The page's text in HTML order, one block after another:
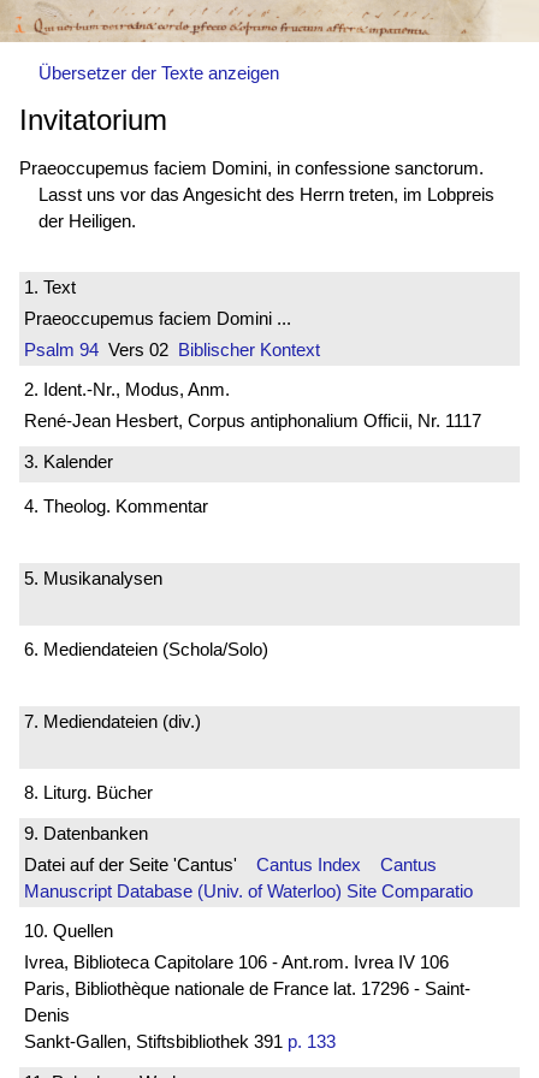
Übersetzer der Texte anzeigen
Invitatorium
Praeoccupemus faciem Domini, in confessione sanctorum.
Lasst uns vor das Angesicht des Herrn treten, im Lobpreis
der Heiligen.
1. Text
Praeoccupemus faciem Domini ...
Psalm 94 Vers 02 Biblischer Kontext
2. Ident.-Nr., Modus, Anm.
René-Jean Hesbert, Corpus antiphonalium Officii, Nr. 1117
3. Kalender
4. Theolog. Kommentar
5. Musikanalysen
6. Mediendateien (Schola/Solo)
7. Mediendateien (div.)
8. Liturg. Bücher
9. Datenbanken
Datei auf der Seite 'Cantus' Cantus Index
Cantus
Manuscript Database (Univ. of Waterloo) Site Comparatio
10. Quellen
Ivrea, Biblioteca Capitolare 106 - Ant.rom. Ivrea IV 106
Paris, Bibliothèque nationale de France lat. 17296 - Saint-
Denis
Sankt-Gallen, Stiftsbibliothek 391 p. 133